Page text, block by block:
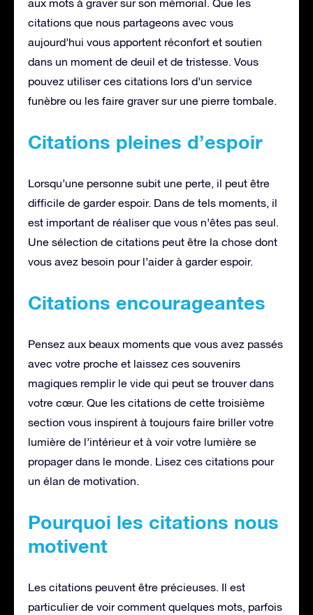
aux mots à graver sur son mémorial. Que les
citations que nous partageons avec vous
aujourd’hui vous apportent réconfort et soutien
dans un moment de deuil et de tristesse. Vous
pouvez utiliser ces citations lors d’un service
funèbre ou les faire graver sur une pierre tombale.
Citations pleines d’espoir
Lorsqu’une personne subit une perte, il peut être
difficile de garder espoir. Dans de tels moments, il
est important de réaliser que vous n’êtes pas seul.
Une sélection de citations peut être la chose dont
vous avez besoin pour l’aider à garder espoir.
Citations encourageantes
Pensez aux beaux moments que vous avez passés
avec votre proche et laissez ces souvenirs
magiques remplir le vide qui peut se trouver dans
votre cœur. Que les citations de cette troisième
section vous inspirent à toujours faire briller votre
lumière de l’intérieur et à voir votre lumière se
propager dans le monde. Lisez ces citations pour
un élan de motivation.
Pourquoi les citations nous
motivent
Les citations peuvent être précieuses. Il est
particulier de voir comment quelques mots, parfois